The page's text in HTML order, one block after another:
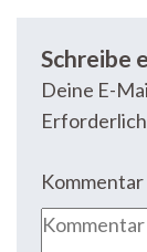
Schreibe
Deine E-
Kommentar